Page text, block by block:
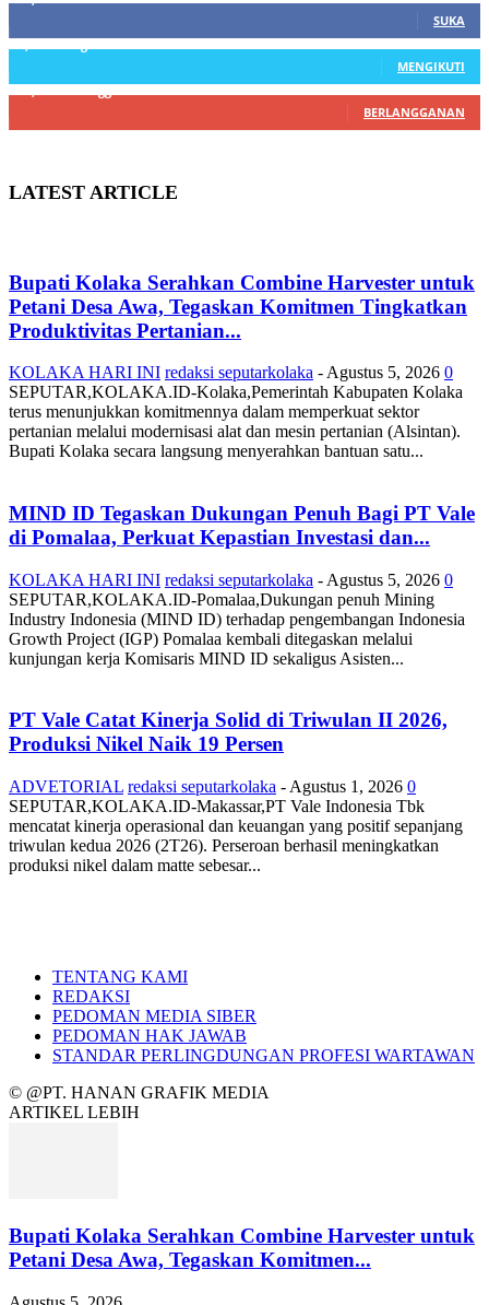
SUKA
MENGIKUTI
BERLANGGANAN
LATEST ARTICLE
Bupati Kolaka Serahkan Combine Harvester untuk
Petani Desa Awa, Tegaskan Komitmen Tingkatkan
Produktivitas Pertanian...
KOLAKA HARI INI redaksi seputarkolaka - Agustus 5, 2026 0
SEPUTAR,KOLAKA.ID-Kolaka,Pemerintah Kabupaten Kolaka
terus menunjukkan komitmennya dalam memperkuat sektor
pertanian melalui modernisasi alat dan mesin pertanian (Alsintan).
Bupati Kolaka secara langsung menyerahkan bantuan satu...
MIND ID Tegaskan Dukungan Penuh Bagi PT Vale
di Pomalaa, Perkuat Kepastian Investasi dan...
KOLAKA HARI INI redaksi seputarkolaka - Agustus 5, 2026 0
SEPUTAR,KOLAKA.ID-Pomalaa,Dukungan penuh Mining
Industry Indonesia (MIND ID) terhadap pengembangan Indonesia
Growth Project (IGP) Pomalaa kembali ditegaskan melalui
kunjungan kerja Komisaris MIND ID sekaligus Asisten...
PT Vale Catat Kinerja Solid di Triwulan II 2026,
Produksi Nikel Naik 19 Persen
ADVETORIAL redaksi seputarkolaka - Agustus 1, 2026 0
SEPUTAR,KOLAKA.ID-Makassar,PT Vale Indonesia Tbk
mencatat kinerja operasional dan keuangan yang positif sepanjang
triwulan kedua 2026 (2T26). Perseroan berhasil meningkatkan
produksi nikel dalam matte sebesar...
TENTANG KAMI
REDAKSI
PEDOMAN MEDIA SIBER
PEDOMAN HAK JAWAB
STANDAR PERLINGDUNGAN PROFESI WARTAWAN
© @PT. HANAN GRAFIK MEDIA
ARTIKEL LEBIH
Bupati Kolaka Serahkan Combine Harvester untuk
Petani Desa Awa, Tegaskan Komitmen...